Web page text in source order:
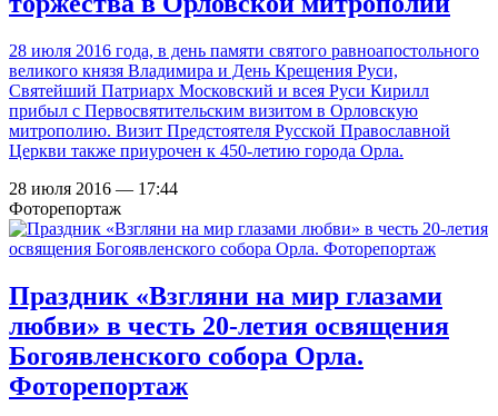
28 июля 2016 года, в день памяти святого равноапостольного
великого князя Владимира и День Крещения Руси,
Святейший Патриарх Московский и всея Руси Кирилл
прибыл с Первосвятительским визитом в Орловскую
митрополию. Визит Предстоятеля Русской Православной
Церкви также приурочен к 450-летию города Орла.
28 июля 2016 — 17:44
Фоторепортаж
Праздник «Взгляни на мир глазами
любви» в честь 20-летия освящения
Богоявленского собора Орла.
Фоторепортаж